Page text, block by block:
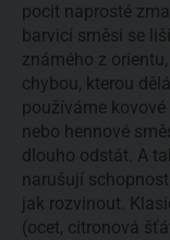
pocit naprosté
barvicí směsi se
známého z
chybou, kterou
používáme
nebo hennové
dlouho odstát. A
narušují
jak rozvinout.
(ocet, citronová